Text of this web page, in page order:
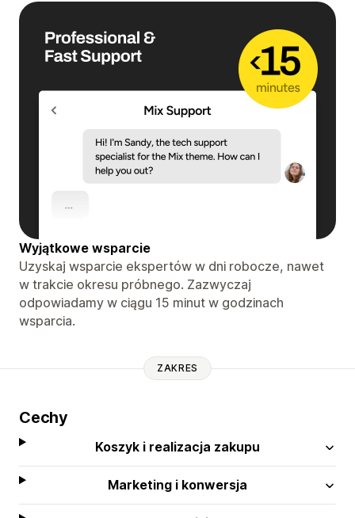
Wyjątkowe wsparcie
Uzyskaj wsparcie ekspertów w dni robocze, nawet
w trakcie okresu próbnego. Zazwyczaj
odpowiadamy w ciągu 15 minut w godzinach
wsparcia.
ZAKRES
Cechy
Koszyk i realizacja zakupu
Marketing i konwersja